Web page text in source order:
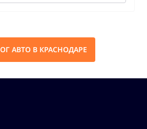
АВТО В КРАСНОДАРЕ